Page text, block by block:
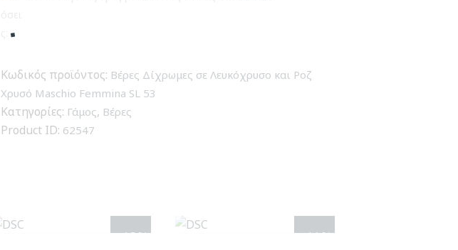
Ροζ
Maschio
Femmina
SL
53
Κωδικός προϊόντος: Βέρες Δίχρωμες σε Λευκόχρυσο και Ροζ
Χρυσό Maschio Femmina SL 53
Κατηγορίες: Γάμος, Βέρες
Product ID: 62547
- 12% - 11%